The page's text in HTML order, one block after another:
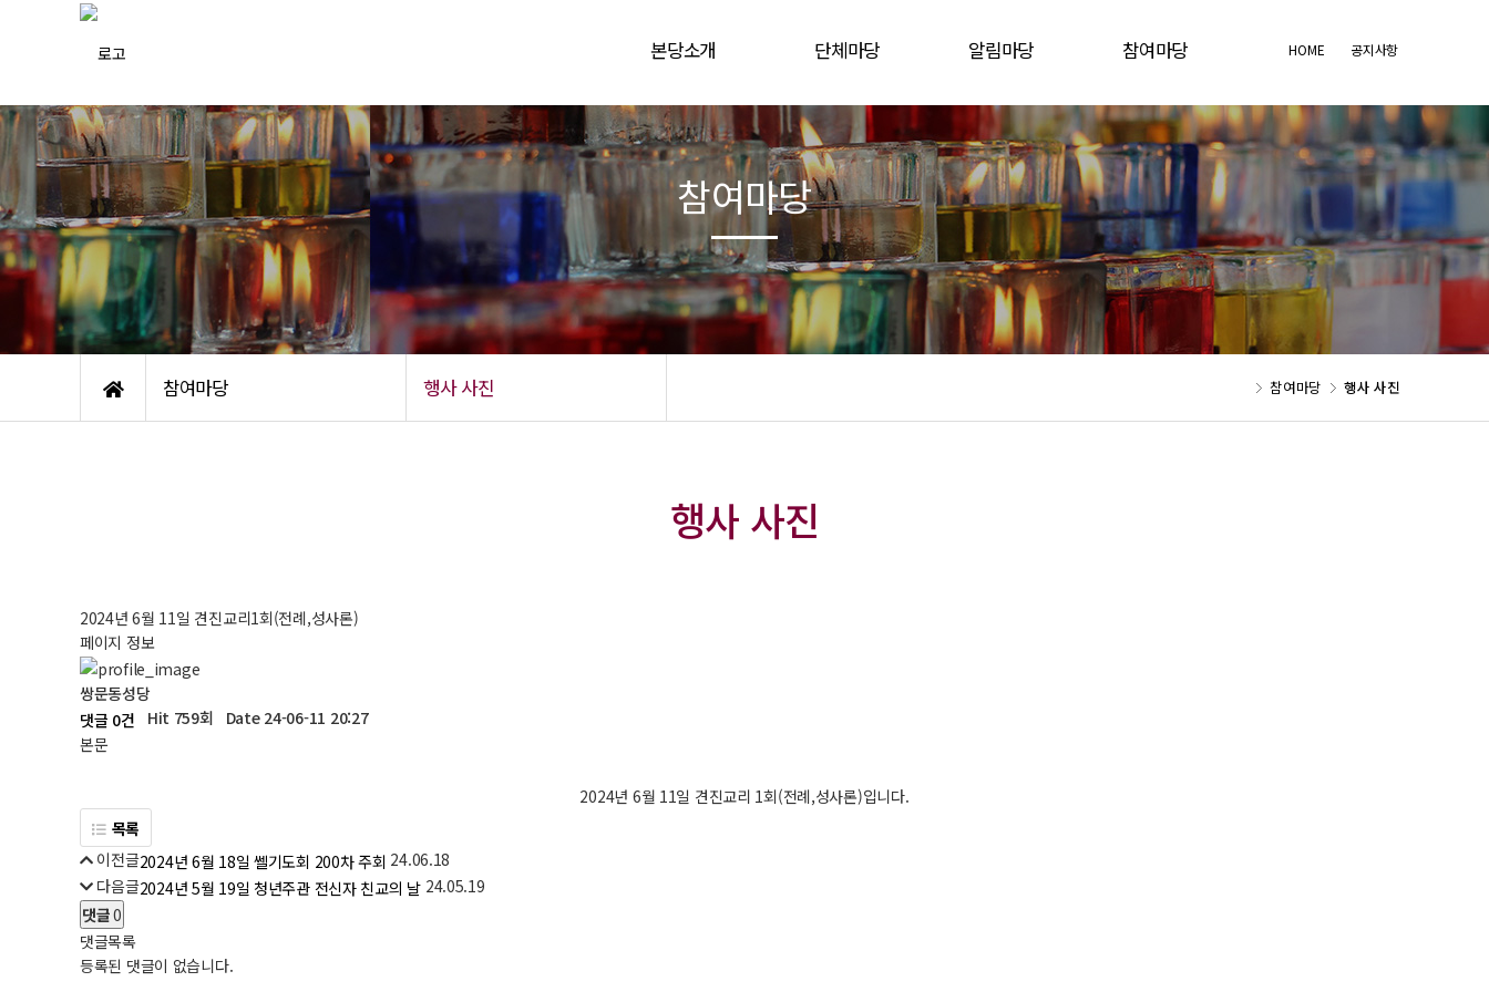
본당소개
본당소개/사목목표
사목교서
역대 주임신부 및 보좌신부
본당사제, 수도자 소개
오시는길/구역도
단체마당
사목협의회 조직도
사목회 게시판
주일학교 게시판
청년 게시판
알림마당
공지사항
본당일정
미사시간 및 성사안내
본당주보
참여마당
행사사진
유튜브동영상
본당자료실
HOME 공지사항
참여마당 행사 사진 참여마당 행사 사진
참여마당
행사 사진
2024년 6월 11일 견진교리1회(전례,성사론)
페이지 정보
쌍문동성당
댓글 0건
Hit 759회
Date 24-06-11 20:27
본문
2024년 6월 11일 견진교리 1회(전례,성사론)입니다.
목록
이전글2024년 6월 18일 쎌기도회 200차 주회 24.06.18
다음글2024년 5월 19일 청년주관 전신자 친교의 날 24.05.19
댓글0
댓글목록
등록된 댓글이 없습니다.